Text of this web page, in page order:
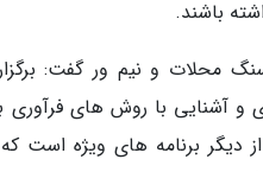
باشند.
سنگ محلات و نیم ور گفت:
آشنایی با روش های فرآوری
دیگر برنامه های ویژه است